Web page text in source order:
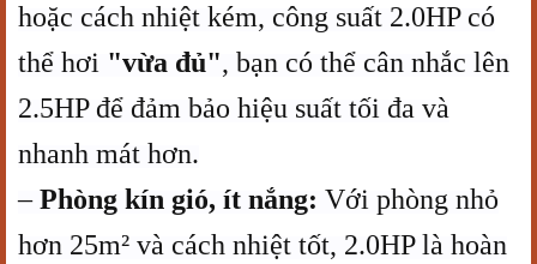
hoặc cách nhiệt kém, công suất 2.0HP có
thể hơi "vừa đủ", bạn có thể cân nhắc lên
2.5HP để đảm bảo hiệu suất tối đa và
nhanh mát hơn.
–Phòng kín gió, ít nắng: Với phòng nhỏ
hơn 25m² và cách nhiệt tốt, 2.0HP là hoàn